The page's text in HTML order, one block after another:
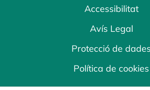
Accessibilitat
Avís Legal
Protecció de dades
Política de cookies